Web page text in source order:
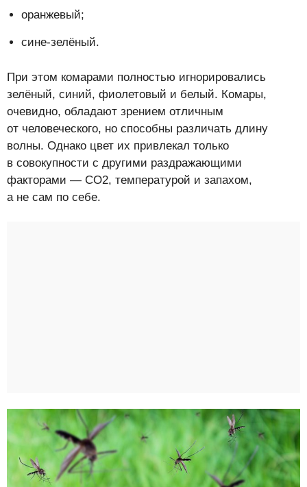
оранжевый;
сине-зелёный.
При этом комарами полностью игнорировались
зелёный, синий, фиолетовый и белый. Комары,
очевидно, обладают зрением отличным
от человеческого, но способны различать длину
волны. Однако цвет их привлекал только
в совокупности с другими раздражающими
факторами — СО2, температурой и запахом,
а не сам по себе.